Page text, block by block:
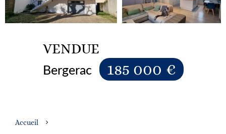
VENDUE
Bergerac 185 000 €
Accueil